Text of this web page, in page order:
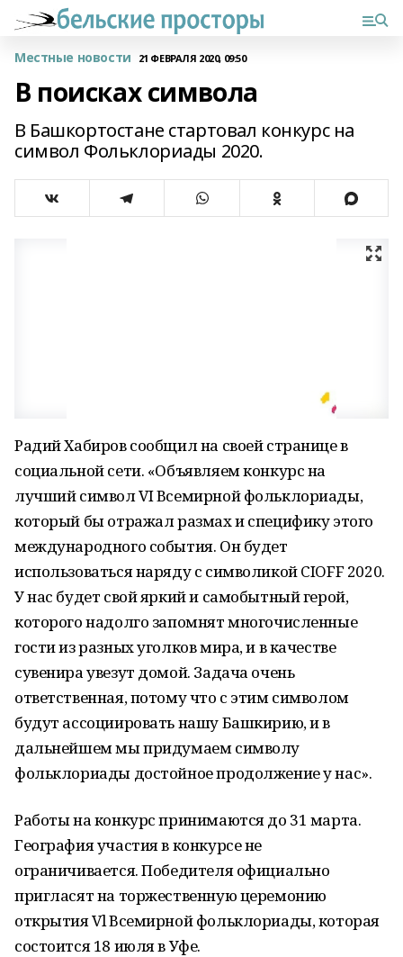
Местные новости 21 ФЕВРАЛЯ 2020, 09:50
В поисках символа
В Башкортостане стартовал конкурс на
символ Фольклориады 2020.
Радий Хабиров сообщил на своей странице в
социальной сети. «Объявляем конкурс на
лучший символ VI Всемирной фольклориады,
который бы отражал размах и специфику этого
международного события. Он будет
использоваться наряду с символикой CIOFF 2020.
У нас будет свой яркий и самобытный герой,
которого надолго запомнят многочисленные
гости из разных уголков мира, и в качестве
сувенира увезут домой. Задача очень
ответственная, потому что с этим символом
будут ассоциировать нашу Башкирию, и в
дальнейшем мы придумаем символу
фольклориады достойное продолжение у нас».
Работы на конкурс принимаются до 31 марта.
География участия в конкурсе не
ограничивается. Победителя официально
пригласят на торжественную церемонию
открытия Vl Всемирной фольклориады, которая
состоится 18 июля в Уфе.